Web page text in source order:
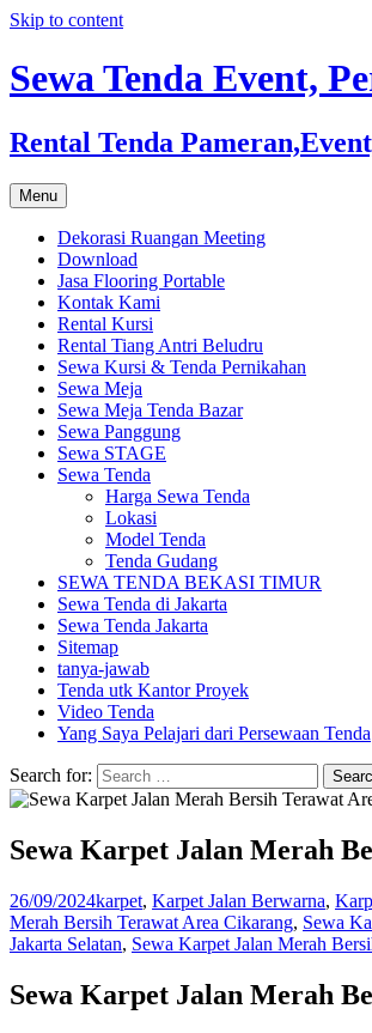
Skip to content
Sewa Tenda Event,
Rental Tenda
Menu
Dekorasi Ruangan Meeting
Download
Jasa Flooring Portable
Kontak Kami
Rental Kursi
Rental Tiang Antri Beludru
Sewa Kursi & Tenda Pernikahan
Sewa Meja
Sewa Meja Tenda Bazar
Sewa Panggung
Sewa STAGE
Sewa Tenda
Harga Sewa Tenda
Lokasi
Model Tenda
Tenda Gudang
SEWA TENDA BEKASI TIMUR
Sewa Tenda di Jakarta
Sewa Tenda Jakarta
Sitemap
tanya-jawab
Tenda utk Kantor Proyek
Video Tenda
Yang Saya Pelajari dari Persewaan Tenda
Search for:
Sewa Karpet Jalan Merah
26/09/2024karpet, Karpet Jalan Berwarna,
Merah Bersih Terawat Area Cikarang, Sewa
Jakarta Selatan, Sewa Karpet Jalan Merah
Sewa Karpet Jalan Merah